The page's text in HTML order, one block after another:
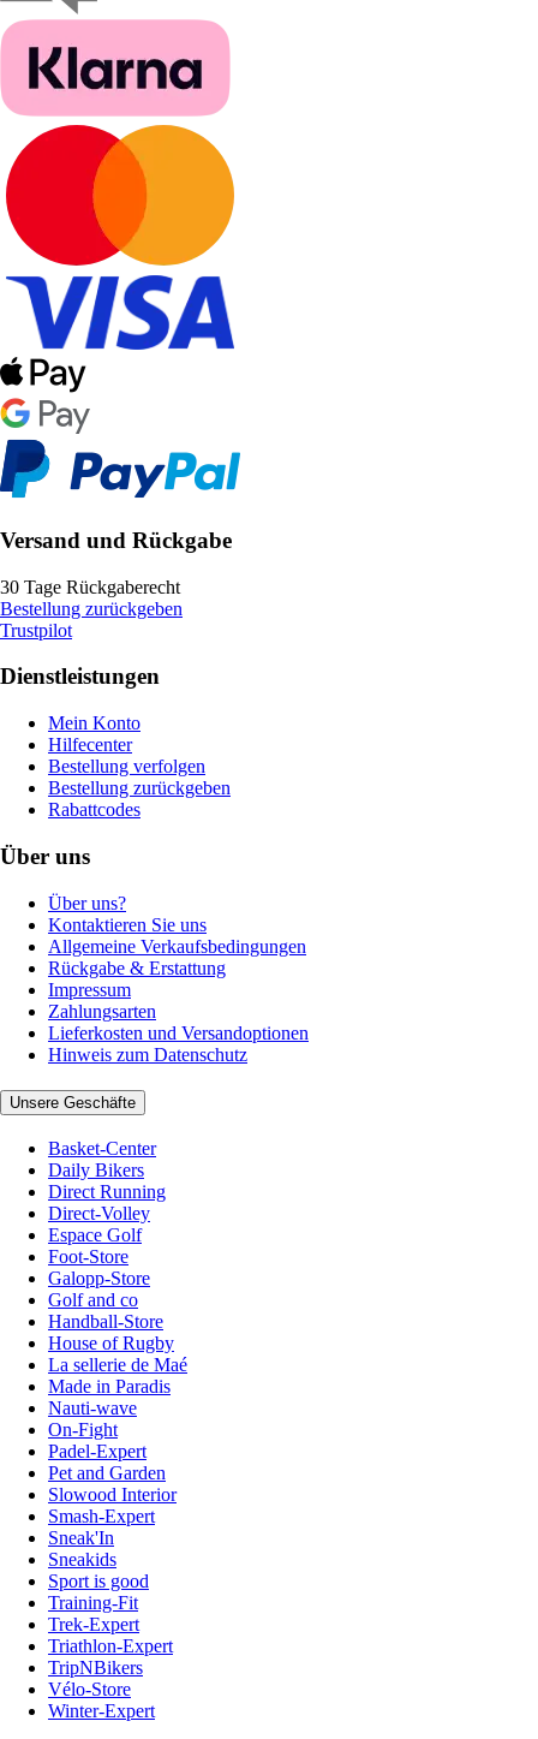
Versand und Rückgabe
30 Tage Rückgaberecht
Bestellung zurückgeben
Trustpilot
Dienstleistungen
Mein Konto
Hilfecenter
Bestellung verfolgen
Bestellung zurückgeben
Rabattcodes
Über uns
Über uns?
Kontaktieren Sie uns
Allgemeine Verkaufsbedingungen
Rückgabe & Erstattung
Impressum
Zahlungsarten
Lieferkosten und Versandoptionen
Hinweis zum Datenschutz
Unsere Geschäfte
Basket-Center
Daily Bikers
Direct Running
Direct-Volley
Espace Golf
Foot-Store
Galopp-Store
Golf and co
Handball-Store
House of Rugby
La sellerie de Maé
Made in Paradis
Nauti-wave
On-Fight
Padel-Expert
Pet and Garden
Slowood Interior
Smash-Expert
Sneak'In
Sneakids
Sport is good
Training-Fit
Trek-Expert
Triathlon-Expert
TripNBikers
Vélo-Store
Winter-Expert